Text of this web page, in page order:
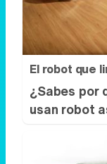
El robot que
¿Sabes por
usan robot